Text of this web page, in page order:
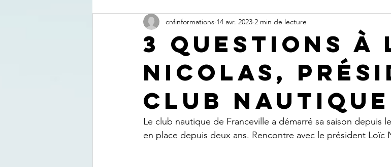
3 QUESTIONS À
NICOLAS,
CLUB NAUTIQUE
cnfinformations 14 avr. 2023 2 min de lecture
Le club nautique de Franceville a démarré sa saison depuis
en place depuis deux ans. Rencontre avec le président Loïc